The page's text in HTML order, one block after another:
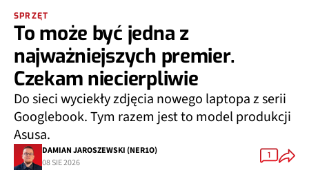
SPRZĘT
To może być jedna z
najważniejszych premier.
Czekam niecierpliwie
Do sieci wyciekły zdjęcia nowego laptopa z serii
Googlebook. Tym razem jest to model produkcji
Asusa.
DAMIAN JAROSZEWSKI (NER1O)
08 SIE 2026
1